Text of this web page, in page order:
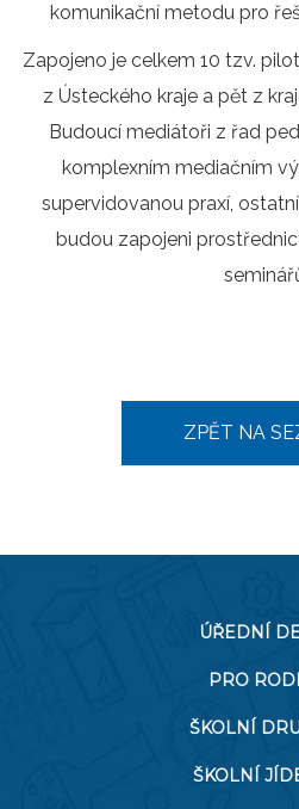
komunikační metodu pro
Zapojeno je celkem 10 tzv.
z Ústeckého kraje a pět z
Budoucí mediátoři z řad
komplexním mediačním
supervidovanou praxí,
budou zapojeni
ZPĚT NA
ÚŘEDNÍ
PRO
ŠKOLNÍ
ŠKOLNÍ